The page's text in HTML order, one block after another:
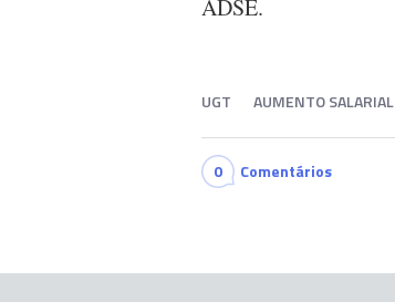
ADSE.
UGT AUMENTO SALARIAL
0 Comentários